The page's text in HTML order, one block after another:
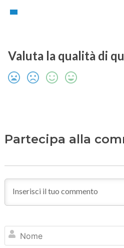
Valuta la qualità di
Partecipa alla